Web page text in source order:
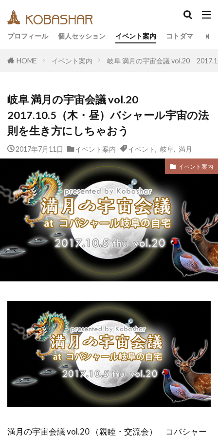
プロフィール 個人セッション イベント案内 コトダマ
HOME イベント案内 岐阜 満月の宇宙会議 vol.20
岐阜 満月の宇宙会議 vol.20
2017.10.5（木・昼）バシャール宇宙の法
則を生き方にしちゃおう
2017年7月11日 イベント案内 イベント 岐阜 満月
イベント案内
満月の宇宙会議 vol.20 （親睦・交流会） コバシャー
カテゴリー
アーティスト
イベント
エコ
オフグリッド
キールタン
デトックス
バシャール・宇宙の法則
メッセージ
ヨガ
リトリート
ヴィーガン 健康
動画
友人
合宿 名古屋 地底人
宇宙人
岐阜 引き寄せの法則
愛
断食
旅 沖縄 満月
石川県
祓い
覚醒の学校 農業
金沢市
非二元
検索